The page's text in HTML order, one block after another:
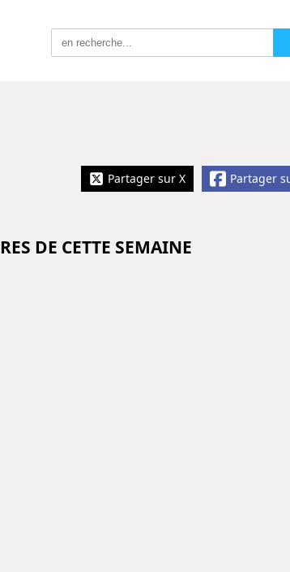
Partager
Partager sur X
DE CETTE SEMAINE